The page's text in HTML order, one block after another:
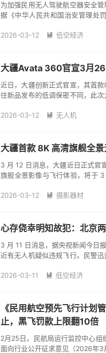
为加强民用无人驾驶航空器安全
据《中华人民共和国治安管理处
2026-03-12
 低空经济
大疆Avata 360官宣3月26
近日，大疆创新正式官宣，其首
往新品发布的低调保密不同，此
2026-03-12
 无人机
大疆首款 8K 高清旗舰全
3 月 12 日消息，大疆近日正式
旗舰全景影像与飞行体验，将于
2026-03-12
 摄影器材
心存侥幸明知故犯：北京
3 月 11 日消息，据央视新闻今日
近有无人机疑似违规飞行。民警
2026-03-11
 低空经济
《民用航空预先飞行计划
止，黑飞罚款上限翻10倍
2月25日，民航局运行监控中心组
面向行业公开征求意见（2026年3